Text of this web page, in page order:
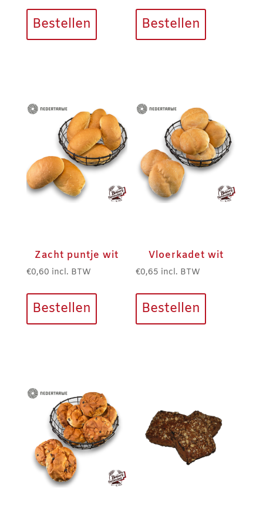
Bestellen Bestellen
Zacht puntje wit
€0,60 incl. BTW
Bestellen
Vloerkadet wit
€0,65 incl. BTW
Bestellen